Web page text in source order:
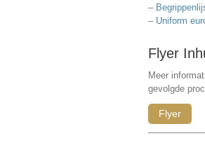
–
– Uniform
Flyer
Meer
gevolgde
Flyer